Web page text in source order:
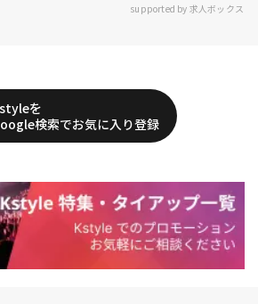
supported by 求人ボックス
を
検索でお気に入り登録